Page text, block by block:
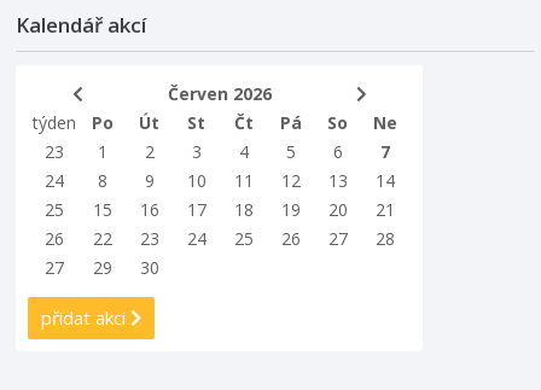
Kalendář akcí
Červen 2026
týden
Po Út St Čt Pá So
Ne
23
1 2 3 4 5 6
7
24
8 9 10 11 12 13
14
25
15 16 17 18 19 20
21
26
22 23 24 25 26 27
28
27
29 30
přidat akci